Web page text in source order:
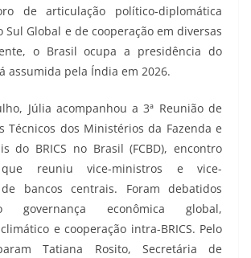
de articulação político-diplomática
Sul Global e de cooperação em diversas
o Brasil ocupa a presidência do
assumida pela Índia em 2026.
Júlia acompanhou a 3ª Reunião de
Técnicos dos Ministérios da Fazenda e
do BRICS no Brasil (FCBD), encontro
que reuniu vice-ministros e vice-
bancos centrais. Foram debatidos
governança econômica global,
e cooperação intra-BRICS. Pelo
Tatiana Rosito, Secretária de